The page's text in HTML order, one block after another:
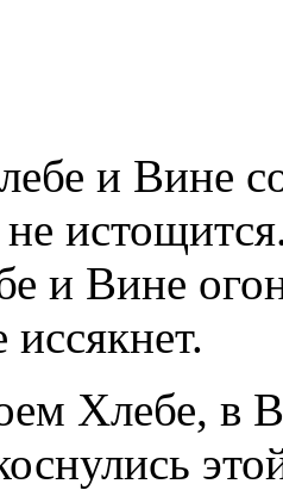
и Вине
и Вине
Хлебе, в